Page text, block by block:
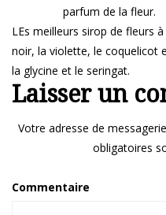
parfum de la fleur.
LEs meilleurs sirop de fleurs
noir, la violette, le coquelicot
la glycine et le seringat.
Laisser un
Votre adresse de
obligatoires
Commentaire